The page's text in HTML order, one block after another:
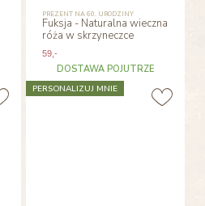
PREZENT NA 60. URODZINY
Fuksja - Naturalna wieczna
róża w skrzyneczce
59 ,-
DOSTAWA POJUTRZE
PERSONALIZUJ MNIE